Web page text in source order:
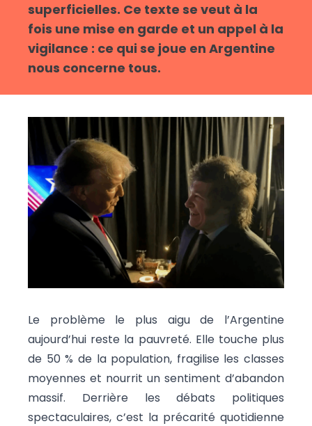
superficielles. Ce texte se veut à la
fois une mise en garde et un appel à la
vigilance : ce qui se joue en Argentine
nous concerne tous.
Le problème le plus aigu de l’Argentine
aujourd’hui reste la pauvreté. Elle touche plus
de 50 % de la population, fragilise les classes
moyennes et nourrit un sentiment d’abandon
massif. Derrière les débats politiques
spectaculaires, c’est la précarité quotidienne